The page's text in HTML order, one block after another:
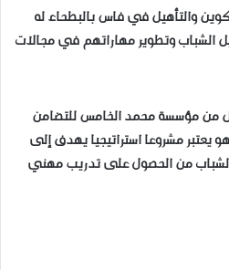
والتأهيل في فاس بالبطحاء له
الشباب وتطوير مهاراتهم في مجالات
عام 2009 بتمويل من مؤسسة محمد الخامس للتضامن
درهم، وهو يعتبر مشروعا استراتيجيا يهدف إلى
من الحصول على تدريب مهني